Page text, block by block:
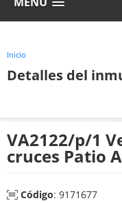
Inicio
Detalles del
VA2122/p/1
cruces Patio
Código: 9171677